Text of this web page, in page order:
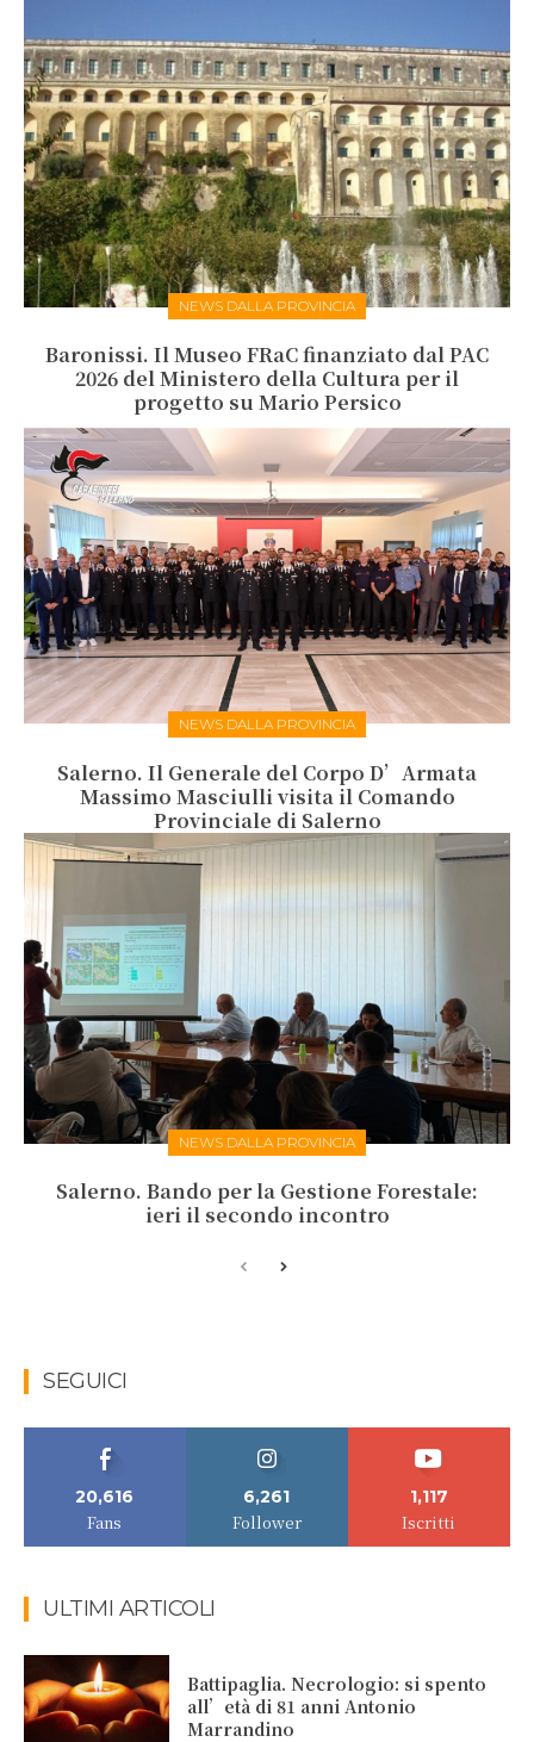
NEWS DALLA PROVINCIA
Baronissi. Il Museo FRaC finanziato dal PAC
2026 del Ministero della Cultura per il
progetto su Mario Persico
NEWS DALLA PROVINCIA
Salerno. Il Generale del Corpo D’Armata
Massimo Masciulli visita il Comando
Provinciale di Salerno
NEWS DALLA PROVINCIA
Salerno. Bando per la Gestione Forestale:
ieri il secondo incontro
SEGUICI
20,616
Fans
6,261
Follower
1,117
Iscritti
ULTIMI ARTICOLI
Battipaglia. Necrologio: si spento
all’età di 81 anni Antonio
Marrandino